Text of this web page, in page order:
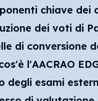
chiave dei
dei voti di
di conversione
l'AACRAO
degli esami